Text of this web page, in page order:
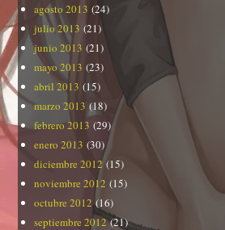
agosto 2013 (24)
julio 2013 (21)
junio 2013 (21)
mayo 2013 (23)
abril 2013 (15)
marzo 2013 (18)
febrero 2013 (29)
enero 2013 (30)
diciembre 2012 (15)
noviembre 2012 (15)
octubre 2012 (16)
septiembre 2012(21)